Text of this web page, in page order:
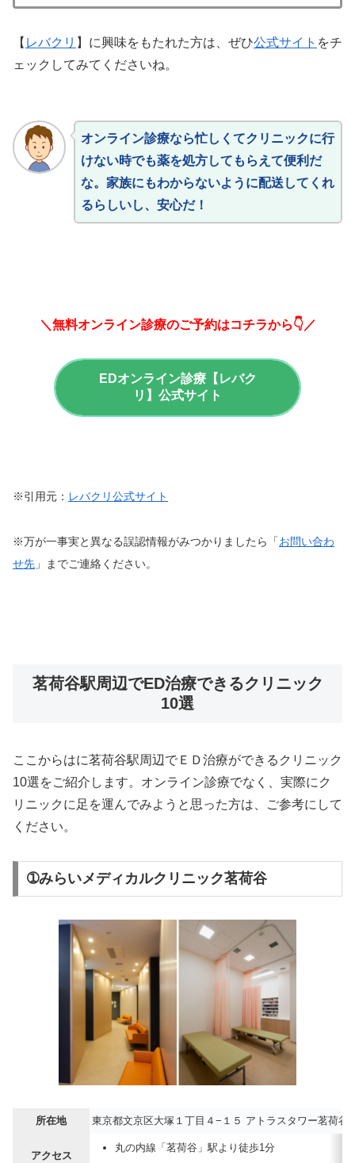
【 レバクリ 】に興味をもたれた方は、ぜひ公式サイト をチ
ェックしてみてくださいね。
オンライン診療なら忙しくてクリニックに行
けない時でも薬を処方してもらえて便利だ
な。家族にもわからないように配送してくれ
るらしいし、安心だ！
＼無料オンライン診療のご予約はコチラから👇／
EDオンライン診療【レバク
リ】公式サイト
※引用元： レバクリ公式サイト
※万が一事実と異なる誤認情報がみつかりましたら「お問い合わ
せ先 」までご連絡ください。
茗荷谷駅周辺でED治療できるクリニック
10選
ここからはに茗荷谷駅周辺でＥＤ治療ができるクリニック
10選をご紹介します。オンライン診療でなく、実際にク
リニックに足を運んでみようと思った方は、ご参考にして
ください。
➀みらいメディカルクリニック茗荷谷
所在地 東京都文京区大塚１丁目４−１５ アトラスタワー茗荷
アクセス
丸の内線「茗荷谷」駅より徒歩1分